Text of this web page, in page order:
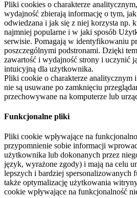
Pliki cookies o charakterze
wydajność zbierają informację o tym, jak
odwiedzana i jak się z niej korzysta np.
najmniej popularne i w jaki sposób
serwisie. Pomagają w identyfikowaniu
poszczególnymi podstronami. Dzięki
zawartość i wydajność strony i uczynić
intuicyjną dla użytkownika.
Pliki cookie o charakterze analitycznym
nie są usuwane po zamknięciu
przechowywane na komputerze lub
Funkcjonalne pliki
Pliki cookie wpływające na
przypomnienie sobie informacji
użytkownika lub dokonanych przez
język, wyrażone zgody) i mają na celu
lepszych i bardziej
także optymalizację użytkowania
cookie wpływające na funkcjonalność